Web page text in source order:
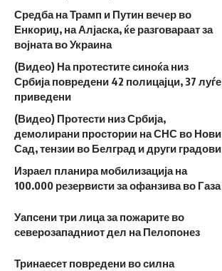
Средба на Трамп и Путин вечер во
Енкориџ, на Алјаска, ќе разговараат за
војната во Украина
(Видео) На протестите синоќа низ
Србија повредени 42 полицајци, 37 луѓе
приведени
(Видео) Протести низ Србија,
демолирани простории на СНС во Нови
Сад, тензии во Белград и други градови
Израел планира мобилизација на
100.000 резервисти за офанзива во Газа
Уапсени три лица за пожарите во
северозападниот дел на Пелопонез
Тринаесет повредени во силна